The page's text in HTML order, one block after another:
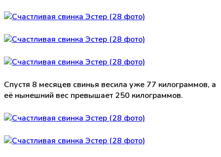
Спустя 8 месяцев свинья весила уже 77 килограммов, а
её нынешний вес превышает 250 килограммов.